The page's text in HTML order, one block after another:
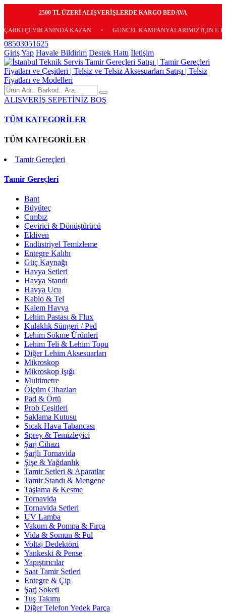
2500 TL ÜZERİ ALIŞVERİŞLERDE KARGO BEDAVA
ANINDA KAZAN • GÜNCEL KAMPANYALARIMIZ İÇİN E-BÜLTENİMİZE
08503051625
Giriş Yap Havale Bildirim Destek Hattı İletişim
ALIŞVERİŞ SEPETİNİZ BOŞ
TÜM KATEGORİLER
TÜM KATEGORİLER
Tamir Gereçleri
Tamir Gereçleri
Bant
Büyüteç
Cımbız
Çevirici & Dönüştürücü
Eldiven
Endüstriyel Temizleme
Entegre Kalıbı
Güç Kaynağı
Havya Setleri
Havya Standı
Havya Ucu
Kablo & Tel
Kalem Havya
Lehim Pastası & Flux
Kulaklık Süngeri / Ped
Lehim Sökme Ürünleri
Lehim Teli & Lehim Topu
Diğer Lehim Aksesuarları
Mikroskop
Mikroskop Işığı
Multimetre
Ölçüm Cihazları
Pad & Örtü
Prob Çeşitleri
Saklama Kutusu
Sıcak Hava Tabancası
Sprey & Temizleyici
Şarj Cihazı
Şarjlı Tornavida
Şişe & Yağdanlık
Tamir Setleri & Aparatlar
Tamir Standı & Mengene
Taşlama & Kesme
Tornavida
Tornavida Setleri
UV Lamba
Vakum & Pompa & Fırça
Vida & Somun & Pul
Voltaj Dedektörü
Yankeski & Pense
Yapıştırıcılar
Saat Tamir Setleri
Entegre & Çip
Şarj Soketi
Tuş Takımı
Diğer Telefon Yedek Parça